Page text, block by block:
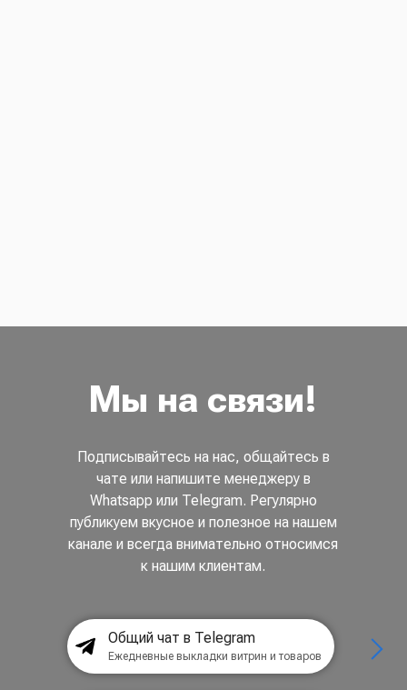
Мы на связи!
Подписывайтесь на нас, общайтесь в
чате или напишите менеджеру в
Whatsapp или Telegram. Регулярно
публикуем вкусное и полезное на нашем
канале и всегда внимательно относимся
к нашим клиентам.
Общий чат в Telegram
Ежедневные выкладки витрин и товаров